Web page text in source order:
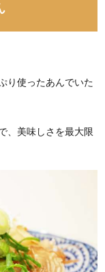
り使ったあんでいた
、美味しさを最大限